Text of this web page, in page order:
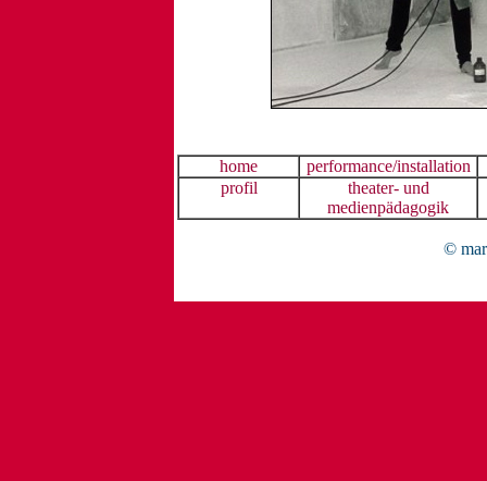
home
performance/installation
profil
theater- und
medienpädagogik
©